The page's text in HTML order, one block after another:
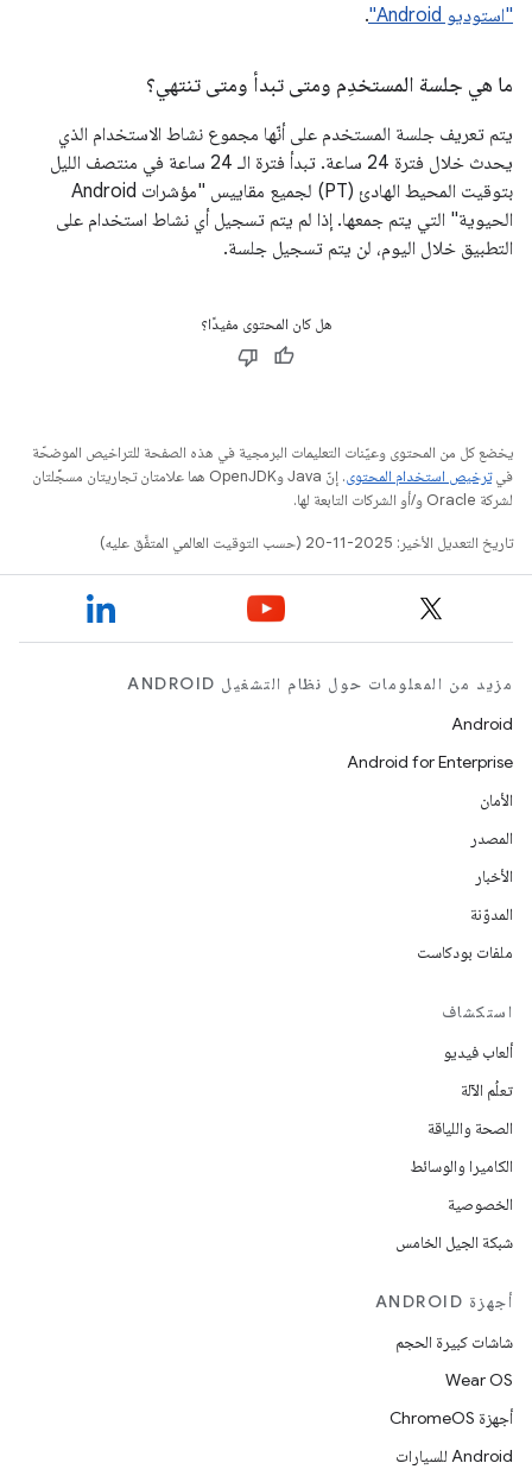
"استوديو Android"
.
ما هي جلسة المستخدِم ومتى تبدأ ومتى تنتهي؟
يتم تعريف جلسة المستخدم على أنّها مجموع نشاط الاستخدام الذي
يحدث خلال فترة 24 ساعة. تبدأ فترة الـ 24 ساعة في منتصف الليل
بتوقيت المحيط الهادئ (PT) لجميع مقاييس "مؤشرات Android
الحيوية" التي يتم جمعها. إذا لم يتم تسجيل أي نشاط استخدام على
التطبيق خلال اليوم، لن يتم تسجيل جلسة.
هل كان المحتوى مفيدًا؟
يخضع كل من المحتوى وعيّنات التعليمات البرمجية في هذه الصفحة للتراخيص الموضحّة
فيترخيص استخدام المحتوى
. إنّ Java وOpenJDK هما علامتان تجاريتان مسجَّلتان
لشركة Oracle و/أو الشركات التابعة لها.
تاريخ التعديل الأخير: 2025-11-20 (حسب التوقيت العالمي المتفَّق عليه)
مزيد من المعلومات حول نظام التشغيل ANDROID
Android
Android for Enterprise
الأمان
المصدر
الأخبار
المدوّنة
ملفات بودكاست
استكشاف
ألعاب فيديو
تعلُم الآلة
الصحة واللياقة
الكاميرا والوسائط
الخصوصية
شبكة الجيل الخامس
أجهزة ANDROID
شاشات كبيرة الحجم
Wear OS
أجهزة ChromeOS
Android للسيارات